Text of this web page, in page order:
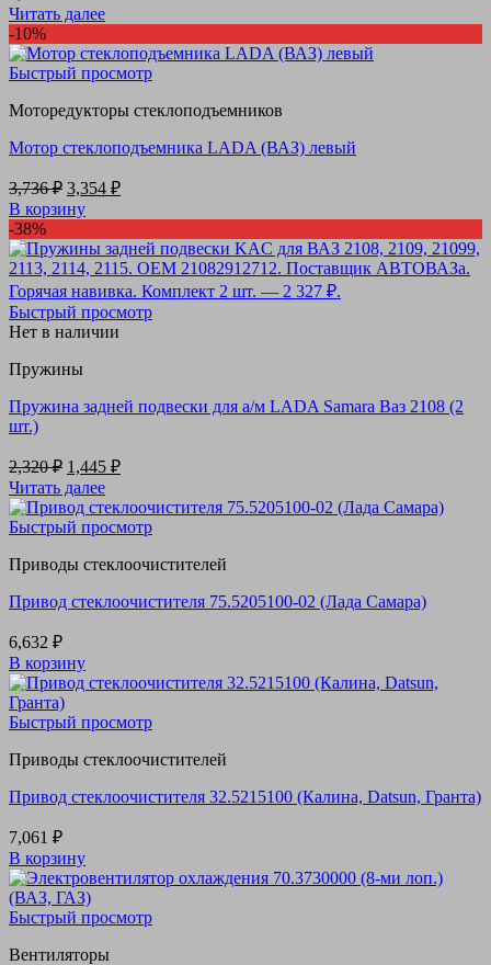
Читать далее
-10%
Быстрый просмотр
Моторедукторы стеклоподъемников
Мотор стеклоподъемника LADA (ВАЗ) левый
3,736₽ Первоначальная
цена
составляла
3,736 ₽.
3,354 ₽Текущая
В корзину
-38%
Быстрый просмотр
Нет в наличии
Пружины
Пружина задней подвески для а/м LADA Samara Ваз 2108 (2
шт.)
2,320₽ Первоначальная
цена
составляла
2,320 ₽.
1,445 ₽Текущая
1,445 ₽.
Читать далее
Быстрый просмотр
Приводы стеклоочистителей
Привод стеклоочистителя 75.5205100-02 (Лада Самара)
6,632 ₽
В корзину
Быстрый просмотр
Приводы стеклоочистителей
Привод стеклоочистителя 32.5215100 (Калина, Datsun, Гранта)
7,061 ₽
В корзину
Быстрый просмотр
Вентиляторы